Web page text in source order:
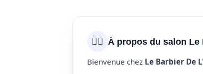
💇‍♀️ À propos du salon Le
Bienvenue chez Le Barbier De